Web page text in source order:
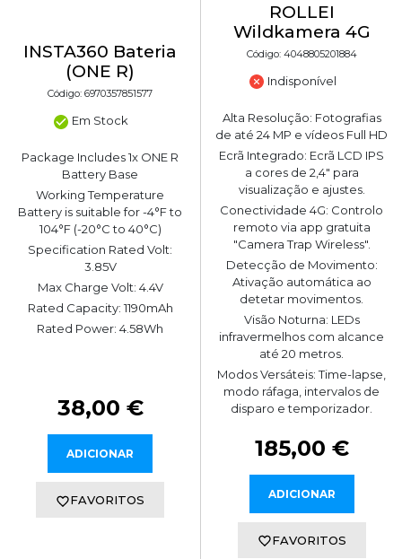
INSTA360 Bateria
(ONE R)
Código: 6970357851577
Em Stock
Package Includes 1x ONE R
Battery Base
Working Temperature
Battery is suitable for -4°F to
104°F (-20°C to 40°C)
Specification Rated Volt:
3.85V
Max Charge Volt: 4.4V
Rated Capacity: 1190mAh
Rated Power: 4.58Wh
38,00 €
ADICIONAR
FAVORITOS
ROLLEI
Wildkamera 4G
Código: 4048805201884
Indisponível
Alta Resolução: Fotografias
de até 24 MP e vídeos Full HD
Ecrã Integrado: Ecrã LCD IPS
a cores de 2,4" para
visualização e ajustes.
Conectividade 4G: Controlo
remoto via app gratuita
"Camera Trap Wireless".
Detecção de Movimento:
Ativação automática ao
detetar movimentos.
Visão Noturna: LEDs
infravermelhos com alcance
até 20 metros.
Modos Versáteis: Time-lapse,
modo ráfaga, intervalos de
disparo e temporizador.
185,00 €
ADICIONAR
FAVORITOS